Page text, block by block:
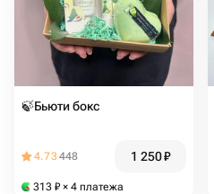
🍃Бьюти бокс
4.73448 1 250₽
313 ₽ × 4 платежа